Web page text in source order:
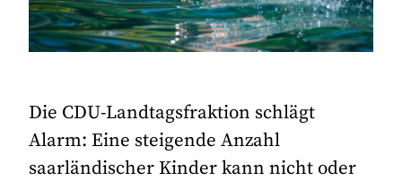
Die CDU-Landtagsfraktion schlägt
Alarm: Eine steigende Anzahl
saarländischer Kinder kann nicht oder